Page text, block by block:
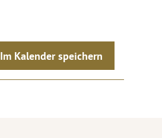
Im Kalender speichern